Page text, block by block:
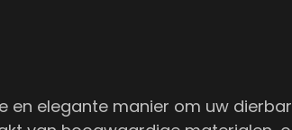
en elegante manier om uw